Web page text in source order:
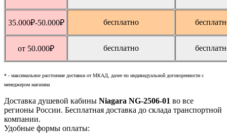
35.000₽-50.000₽ бесплатно
от 50.000₽ бесплатно
* - максимальное расстояние доставки от МКАД, далее по индивидуальной договоренности с
менеджером магазина
Доставка душевой кабины Niagara NG-2506-01 во все
регионы России. Бесплатная доставка до склада транспортной
компании.
Удобные формы оплаты: